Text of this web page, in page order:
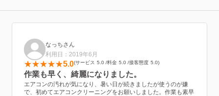
なっちさん
利用日：2019年6月
5.0 サービス 5.0 料金 5.0 接客態度 5.0
作業も早く、綺麗になりました。
エアコンの汚れが気になり、暑い日が続きましたが使うのが嫌
で、初めてエアコンクリーニングをお願いしました。作業も素早